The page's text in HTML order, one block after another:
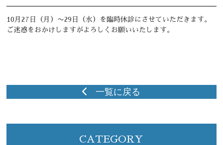
予防・メンテナンス
採用情報
10月27日（月）〜29日（水）を臨時休診にさせていただきます。
ご迷惑をおかけしますがよろしくお願いいたします。
CATEGORY
一覧に戻る